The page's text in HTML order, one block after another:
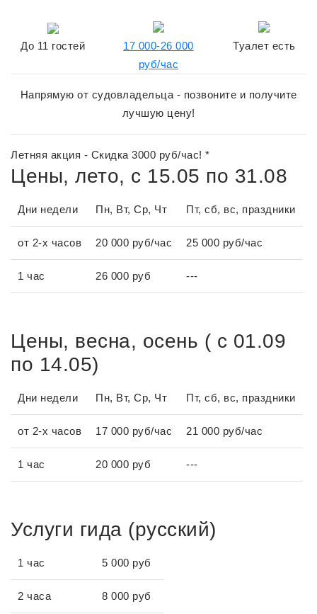
До 11 гостей
17 000-26 000
руб/час
Туалет есть
Напрямую от судовладельца - позвоните и получите
лучшую цену!
Летняя акция - Скидка 3000 руб/час! *
Цены, лето, с 15.05 по 31.08
Дни недели Пн, Вт, Ср, Чт Пт, сб, вс, праздники
от 2-х часов 20 000 руб/час 25 000 руб/час
1 час 26 000 руб ---
Цены, весна, осень ( с 01.09
по 14.05)
Дни недели Пн, Вт, Ср, Чт Пт, сб, вс, праздники
от 2-х часов 17 000 руб/час 21 000 руб/час
1 час 20 000 руб ---
Услуги гида (русский)
1 час 5 000 руб
2 часа 8 000 руб